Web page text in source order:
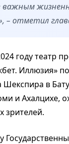
важным
– отметил
году театр
Иллюзия»
в
и Ахалцихе,
зрителей.